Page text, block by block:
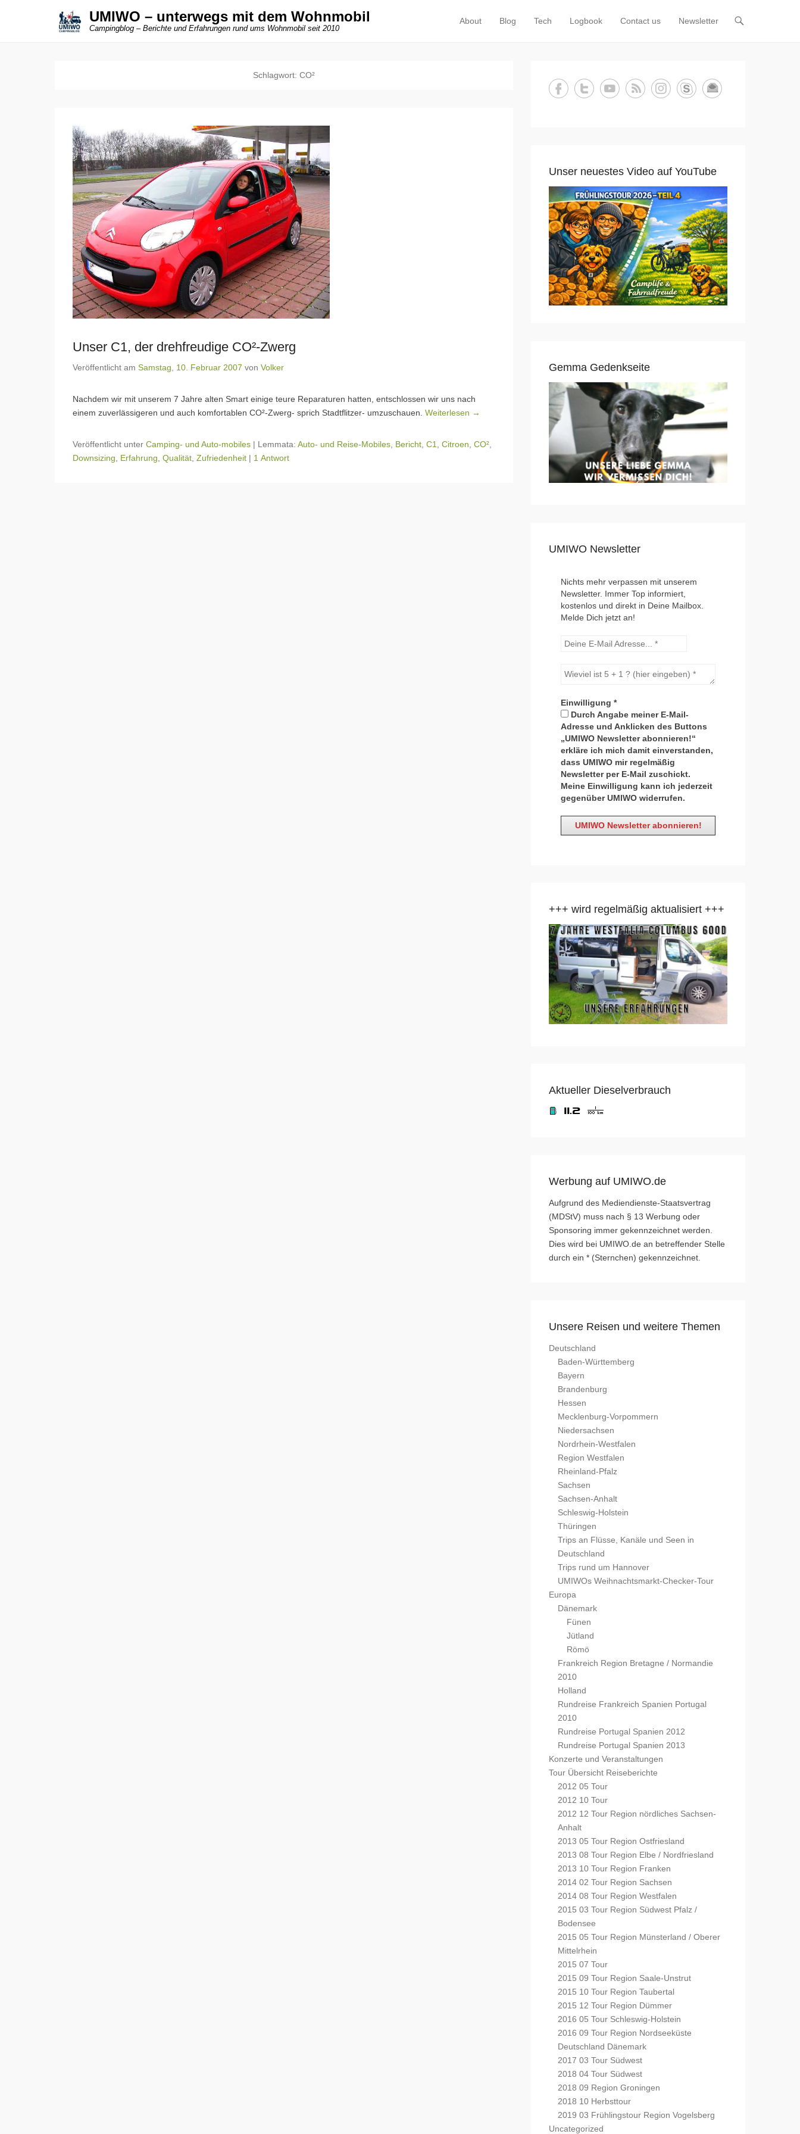
UMIWO – unterwegs mit dem Wohnmobil
Campingblog – Berichte und Erfahrungen rund ums Wohnmobil seit 2010
Primäres Menü
Zum Inhalt springen
About Blog Tech Logbook Contact us Newsletter
Schlagwort: CO²
Unser C1, der drehfreudige CO²-Zwerg
Veröffentlicht am Samstag, 10. Februar 2007 von Volker
Nachdem wir mit unserem 7 Jahre alten Smart einige teure Reparaturen hatten, entschlossen wir uns nach
einem zuverlässigeren und auch komfortablen CO²-Zwerg- sprich Stadtflitzer- umzuschauen. Weiterlesen →
Veröffentlicht unter Camping- und Auto-mobiles | Lemmata: Auto- und Reise-Mobiles Bericht C1 Citroen CO²
Downsizing
Erfahrung Qualität Zufriedenheit | 1 Antwort
Unser neuestes Video auf YouTube
Gemma Gedenkseite
UMIWO Newsletter
Nichts mehr verpassen mit unserem
Newsletter. Immer Top informiert,
kostenlos und direkt in Deine Mailbox.
Melde Dich jetzt an!
Einwilligung *
Durch Angabe meiner E-Mail-
Adresse und Anklicken des Buttons
„UMIWO Newsletter abonnieren!“
erkläre ich mich damit einverstanden,
dass UMIWO mir regelmäßig
Newsletter per E-Mail zuschickt.
Meine Einwilligung kann ich jederzeit
gegenüber UMIWO widerrufen.
+++ wird regelmäßig aktualisiert +++
Aktueller Dieselverbrauch
Werbung auf UMIWO.de
Aufgrund des Mediendienste-Staatsvertrag
(MDStV) muss nach § 13 Werbung oder
Sponsoring immer gekennzeichnet werden.
Dies wird bei UMIWO.de an betreffender Stelle
durch ein * (Sternchen) gekennzeichnet.
Unsere Reisen und weitere Themen
Deutschland
Baden-Württemberg
Bayern
Brandenburg
Hessen
Mecklenburg-Vorpommern
Niedersachsen
Nordrhein-Westfalen
Region Westfalen
Rheinland-Pfalz
Sachsen
Sachsen-Anhalt
Schleswig-Holstein
Thüringen
Trips an Flüsse, Kanäle und Seen in
Deutschland
Trips rund um Hannover
UMIWOs Weihnachtsmarkt-Checker-Tour
Europa
Dänemark
Fünen
Jütland
Römö
Frankreich Region Bretagne / Normandie
2010
Holland
Rundreise Frankreich Spanien Portugal
2010
Rundreise Portugal Spanien 2012
Rundreise Portugal Spanien 2013
Konzerte und Veranstaltungen
Tour Übersicht Reiseberichte
2012 05 Tour
2012 10 Tour
2012 12 Tour Region nördliches Sachsen-
Anhalt
2013 05 Tour Region Ostfriesland
2013 08 Tour Region Elbe / Nordfriesland
2013 10 Tour Region Franken
2014 02 Tour Region Sachsen
2014 08 Tour Region Westfalen
2015 03 Tour Region Südwest Pfalz /
Bodensee
2015 05 Tour Region Münsterland / Oberer
Mittelrhein
2015 07 Tour
2015 09 Tour Region Saale-Unstrut
2015 10 Tour Region Taubertal
2015 12 Tour Region Dümmer
2016 05 Tour Schleswig-Holstein
2016 09 Tour Region Nordseeküste
Deutschland Dänemark
2017 03 Tour Südwest
2018 04 Tour Südwest
2018 09 Region Groningen
2018 10 Herbsttour
2019 03 Frühlingstour Region Vogelsberg
Uncategorized